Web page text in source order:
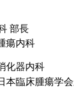
部長
瘍内科
化器内科
本臨床腫瘍学